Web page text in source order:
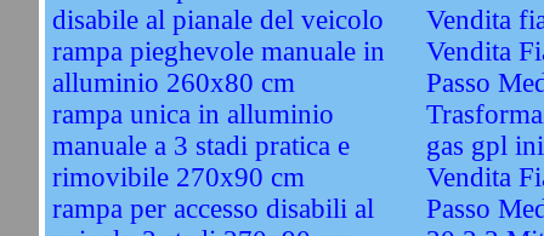
disabile al pianale del veicolo
rampa pieghevole manuale in
alluminio 260x80 cm
rampa unica in alluminio
manuale a 3 stadi pratica e
rimovibile 270x90 cm
rampa per accesso disabili al
Vendita
Vendita
Passo
gas gpl
Vendita
Passo